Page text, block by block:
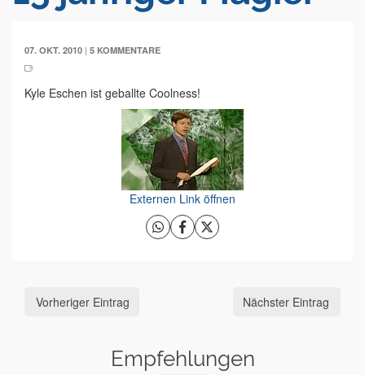
07. OKT. 2010 | 5 KOMMENTARE
Kyle Eschen ist geballte Coolness!
Externen Link öffnen
Vorheriger Eintrag Nächster Eintrag
Empfehlungen